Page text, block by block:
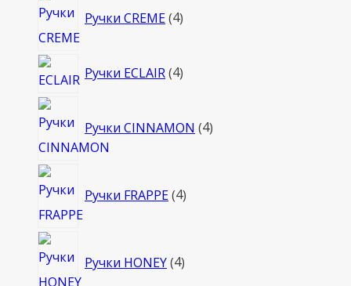
Ручки CREME 4товара
Ручки ECLAIR 44
Ручки CINNAMON 4товара
Ручки FRAPPE 4товара
Ручки HONEY 4товара